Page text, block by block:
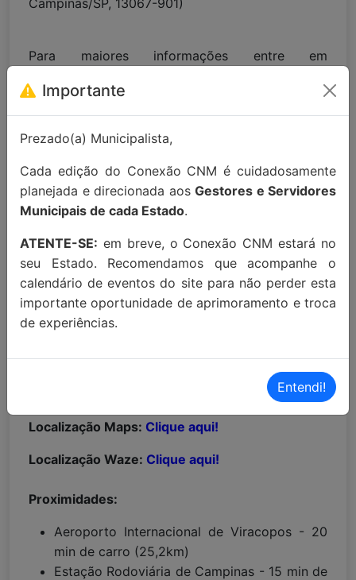
Para maiores informações entre em
app(51) 99215-3439
Localização Maps: Clique aqui!
Localização Waze: Clique aqui!
Proximidades:
Aeroporto Internacional de Viracopos - 20
min de carro (25,2km)
Estação Rodoviária de Campinas - 15 min de
Importante
Prezado(a) Municipalista,
Cada edição do Conexão CNM é cuidadosamente
planejada e direcionada aos Gestores e Servidores
Municipais de cada Estado.
ATENTE-SE: em breve, o Conexão CNM estará no
seu Estado. Recomendamos que acompanhe o
calendário de eventos do site para não perder esta
importante oportunidade de aprimoramento e troca
de experiências.
Entendi!